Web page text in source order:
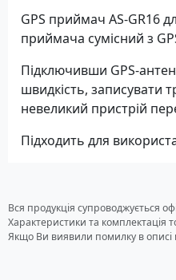
GPS приймач AS-GR16
приймача сумісний з
Підключивши GPS-
швидкість, записувати
невеликий пристрій
Підходить для
Вся продукція супроводжується
Характеристики та комплектація
Якщо Ви виявили помилку в описі